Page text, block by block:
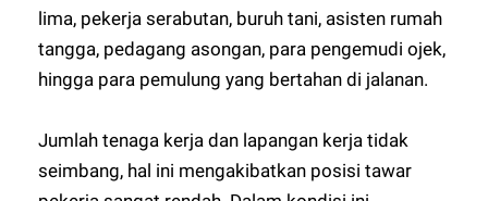
lima, pekerja serabutan, buruh tani, asisten rumah
tangga, pedagang asongan, para pengemudi ojek,
hingga para pemulung yang bertahan di jalanan.
Jumlah tenaga kerja dan lapangan kerja tidak
seimbang, hal ini mengakibatkan posisi tawar